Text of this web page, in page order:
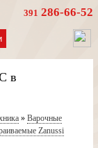
391 286-66-52
в
» Варочные
Zanussi